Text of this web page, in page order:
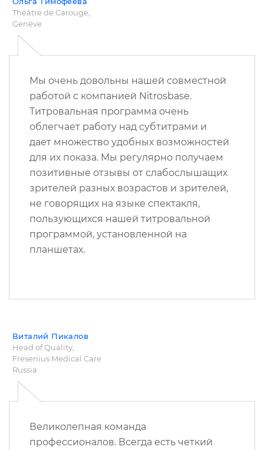
Théâtre de Carouge,
Genève
Мы очень довольны нашей совместной
работой с компанией Nitrosbase.
Титровальная программа очень
облегчает работу над субтитрами и
дает множество удобных возможностей
для их показа. Мы регулярно получаем
позитивные отзывы от слабослышащих
зрителей разных возрастов и зрителей,
не говорящих на языке спектакля,
пользующихся нашей титровальной
программой, установленной на
планшетах.
Виталий Пикалов
Head of Quality,
Fresenius Medical Care
Russia
Великолепная команда
профессионалов. Всегда есть четкий